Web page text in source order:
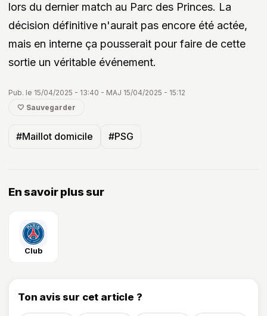
lors du dernier match au Parc des Princes. La
décision définitive n'aurait pas encore été actée,
mais en interne ça pousserait pour faire de cette
sortie un véritable événement.
Pub. le 15/04/2025 - 13:40 - MAJ 15/04/2025 - 15:12
🤍 Sauvegarder
#Maillot domicile #PSG
En savoir plus sur
Club
Ton avis sur cet article ?